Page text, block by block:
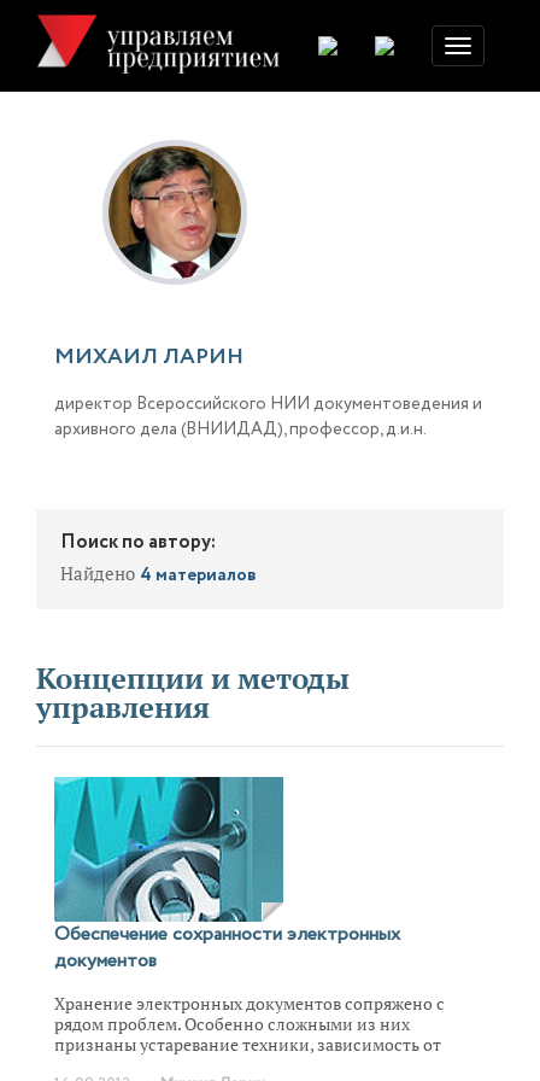
Toggle
navigation
МИХАИЛ ЛАРИН
директор Всероссийского НИИ документоведения и
архивного дела (ВНИИДАД), профессор, д.и.н.
Поиск по автору:
Найдено 4 материалов
Концепции и методы
управления
Обеспечение сохранности электронных
документов
Хранение электронных документов сопряжено с
рядом проблем. Особенно сложными из них
признаны устаревание техники, зависимость от